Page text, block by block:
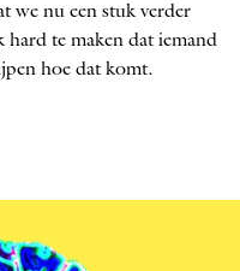
we nu een stuk verder
te maken dat iemand
hoe dat komt.